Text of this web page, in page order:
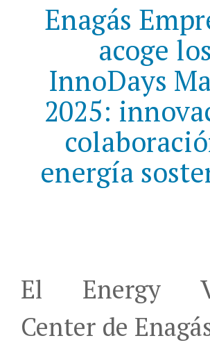
Enagás
acoge los
InnoDays
2025:
energía
El Energy
Center de